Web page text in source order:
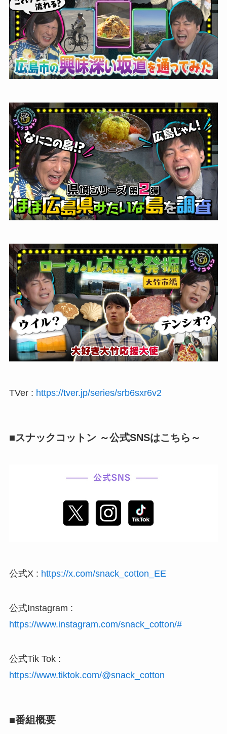
TVer : https://tver.jp/series/srb6sxr6v2
■スナックコットン ～公式SNSはこちら～
公式X : https://x.com/snack_cotton_EE
公式Instagram :
https://www.instagram.com/snack_cotton/#
公式Tik Tok :
https://www.tiktok.com/@snack_cotton
■番組概要